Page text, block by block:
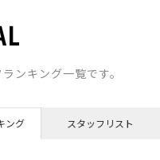
ンキング一覧です。
ング スタッフリスト